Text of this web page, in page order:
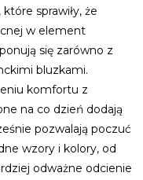
sprawiły, że
w element
się zarówno z
bluzkami.
komfortu z
na co dzień dodają
pozwalają poczuć
wzory i kolory, od
odważne odcienie